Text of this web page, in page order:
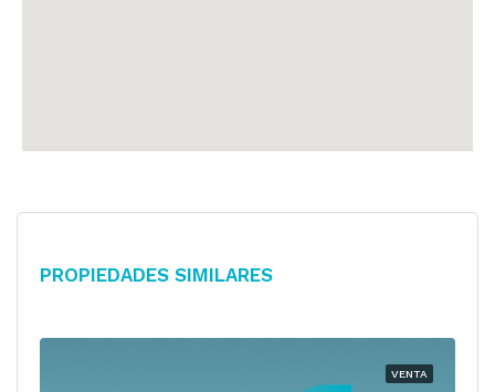
Propiedades Similares
VENTA